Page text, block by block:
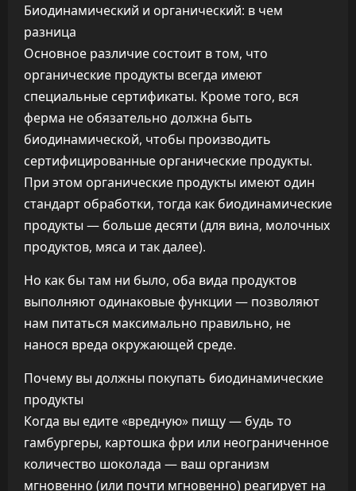
Биодинамический и органический: в чем
разница
Основное различие состоит в том, что
органические продукты всегда имеют
специальные сертификаты. Кроме того, вся
ферма не обязательно должна быть
биодинамической, чтобы производить
сертифицированные органические продукты.
При этом органические продукты имеют один
стандарт обработки, тогда как биодинамические
продукты — больше десяти (для вина, молочных
продуктов, мяса и так далее).
Но как бы там ни было, оба вида продуктов
выполняют одинаковые функции — позволяют
нам питаться максимально правильно, не
нанося вреда окружающей среде.
Почему вы должны покупать биодинамические
продукты
Когда вы едите «вредную» пищу — будь то
гамбургеры, картошка фри или неограниченное
количество шоколада — ваш организм
мгновенно (или почти мгновенно) реагирует на